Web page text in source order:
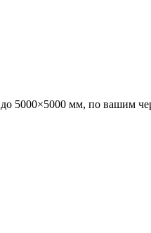
5000×5000 мм, по вашим